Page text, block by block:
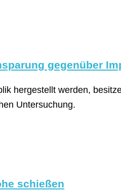
gegenüber
hergestellt werden,
Untersuchung.
schießen